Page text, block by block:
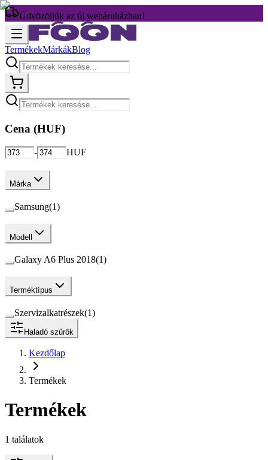
Üdvözöljük az új webáruházban!
TermékekMárkákBlog
Cena (HUF)
- HUF
Márka
Samsung(1)
Modell
Galaxy A6 Plus 2018(1)
Terméktípus
Szervizalkatrészek(1)
Haladó szűrők
Kezdőlap
Termékek
Termékek
1 találatok